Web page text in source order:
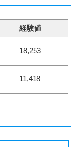
経験値
18,253
11,418